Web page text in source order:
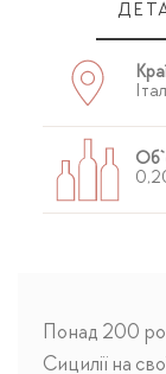
Понад 200
Сицилії на